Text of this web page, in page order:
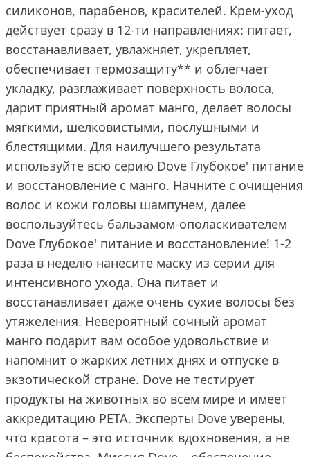
силиконов, парабенов, красителей. Крем-уход
действует сразу в 12-ти направлениях: питает,
восстанавливает, увлажняет, укрепляет,
обеспечивает термозащиту** и облегчает
укладку, разглаживает поверхность волоса,
дарит приятный аромат манго, делает волосы
мягкими, шелковистыми, послушными и
блестящими. Для наилучшего результата
используйте всю серию Dove Глубокое' питание
и восстановление с манго. Начните с очищения
волос и кожи головы шампунем, далее
воспользуйтесь бальзамом-ополаскивателем
Dove Глубокое' питание и восстановление! 1-2
раза в неделю нанесите маску из серии для
интенсивного ухода. Она питает и
восстанавливает даже очень сухие волосы без
утяжеления. Невероятный сочный аромат
манго подарит вам особое удовольствие и
напомнит о жарких летних днях и отпуске в
экзотической стране. Dove не тестирует
продукты на животных во всем мире и имеет
аккредитацию PETA. Эксперты Dove уверены,
что красота – это источник вдохновения, а не